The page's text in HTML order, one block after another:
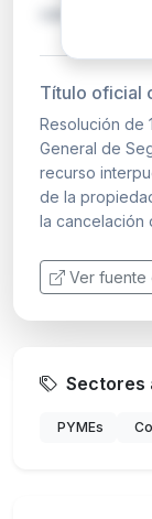
Título oficial
Resolución de
General de
recurso
de la
la cancelación
Ver fuente
Sectores
PYMEs